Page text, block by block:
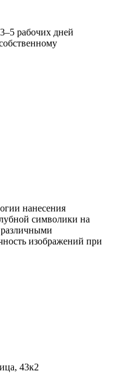
рабочих дней
нанесения
символики на
изображений при
43к2